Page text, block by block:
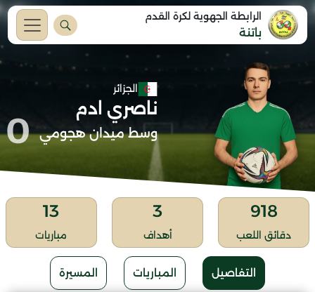
الرابطة الجهوية لكرة القدم
باتنة
الجزائر
ناصري ادم
وسط ميدان هجومي 0
918
دقائق اللعب
3
أهداف
13
مباريات
التفاصيل المباريات المسيرة